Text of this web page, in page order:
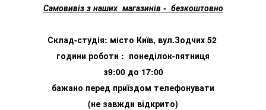
Самовивіз з наших магазинів - безкоштовно
Склад-студія: місто Київ, вул.Зодчих 52
години роботи : понеділок-пятниця
з9:00 до 17:00
бажано перед приїздом телефонувати
(не завжди відкрито)